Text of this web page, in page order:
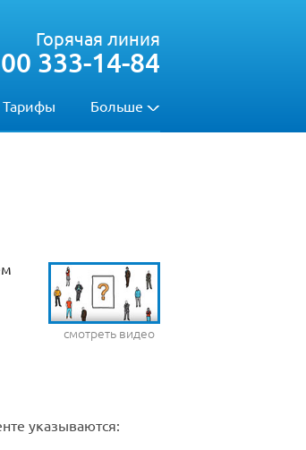
Тарифы Больше
Горячая линия
333-14-84
смотреть видео
указываются: